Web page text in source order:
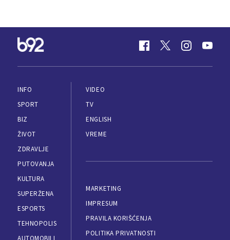
INFO
SPORT
BIZ
ŽIVOT
ZDRAVLJE
PUTOVANJA
KULTURA
SUPERŽENA
ESPORTS
TEHNOPOLIS
AUTOMOBILI
VIDEO
TV
ENGLISH
VREME
MARKETING
IMPRESUM
PRAVILA KORIŠĆENJA
POLITIKA PRIVATNOSTI